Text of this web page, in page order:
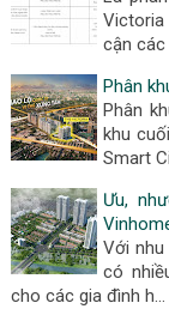
cận
Phân
Phân
khu
Smart
Ưu,
Với
có
cho các gia đình h…